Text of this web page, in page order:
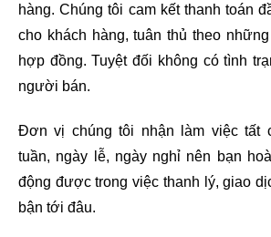
hàng. Chúng tôi cam kết thanh toán
cho khách hàng, tuân thủ theo
hợp đồng. Tuyệt đối không có tình
người bán.
Đơn vị chúng tôi nhận làm việc tất
tuần, ngày lễ, ngày nghỉ nên bạn
động được trong việc thanh lý, giao
bận tới đâu.